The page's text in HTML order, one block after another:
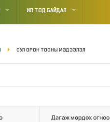
ИЛ ТОД БАЙДАЛ
СУЛ ОРОН ТООНЫ МЭДЭЭЛЭЛ
Дагаж мөрдөх огноо